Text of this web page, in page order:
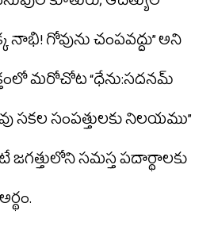
గోవును చంపవద్దు” అని
మరోచోట “ధేను:సదనమ్
సంపత్తులకు నిలయము”
సమస్త పదార్థాలకు